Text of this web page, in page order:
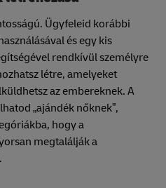
Ügyfeleid korábbi
és egy kis
rendkívül személyre
létre, amelyeket
az embereknek. A
„ajándék nőknek”,
hogy a
megtalálják a